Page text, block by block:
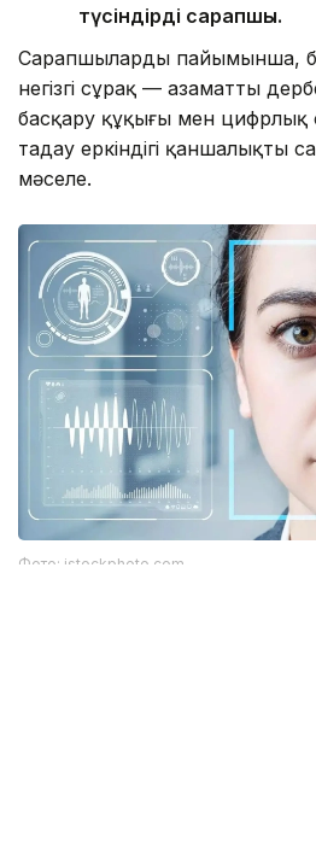
түсіндірді сарапшы.
Сарапшылардың пайымынша,
негізгі сұрақ — азаматтың
басқару құқығы мен цифрлық
таңдау еркіндігі қаншалықты
мәселе.
Фото: istockphoto.com